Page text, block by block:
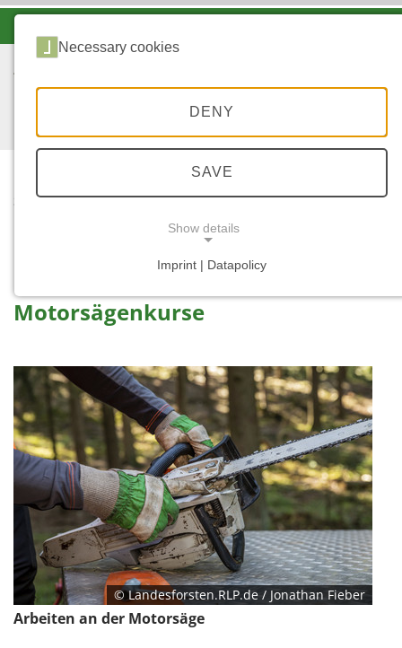
START
...
Motorsägenkurse
© Landesforsten.RLP.de / Jonathan Fieber
Arbeiten an der Motorsäge
Necessary cookies
DENY
SAVE
Show details
Imprint | Datapolicy